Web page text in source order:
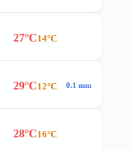
27°C14°C
29°C12°C 0.1 mm
28°C16°C